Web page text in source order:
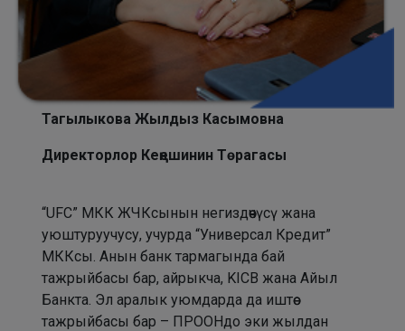
Тагылыкова Жылдыз Касымовна
Директорлор Кеңешинин Төрагасы
“UFC” МКК ЖЧКсынын негиздөөчүсү жана
уюштуруучусу, учурда “Универсал Кредит”
МККсы. Анын банк тармагында бай
тажрыйбасы бар, айрыкча, KIСB жана Айыл
Банкта. Эл аралык уюмдарда да иштөө
тажрыйбасы бар – ПРООНдо эки жылдан